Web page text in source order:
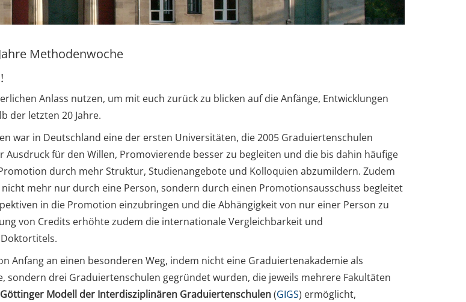
Methodenwoche
Anlass nutzen, um mit euch zurück zu blicken auf die Anfänge, Entwicklungen
der letzten 20 Jahre.
war in Deutschland eine der ersten Universitäten, die 2005 Graduiertenschulen
Ausdruck für den Willen, Promovierende besser zu begleiten und die bis dahin häufige
durch mehr Struktur, Studienangebote und Kolloquien abzumildern. Zudem
mehr nur durch eine Person, sondern durch einen Promotionsausschuss begleitet
in die Promotion einzubringen und die Abhängigkeit von nur einer Person zu
von Credits erhöhte zudem die internationale Vergleichbarkeit und
Anfang an einen besonderen Weg, indem nicht eine Graduiertenakademie als
sondern drei Graduiertenschulen gegründet wurden, die jeweils mehrere Fakultäten
Göttinger Modell der Interdisziplinären Graduiertenschulen(GIGS) ermöglicht,